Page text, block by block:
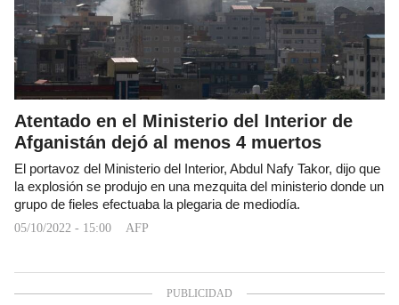
Atentado en el Ministerio del Interior de
Afganistán dejó al menos 4 muertos
El portavoz del Ministerio del Interior, Abdul Nafy Takor, dijo que
la explosión se produjo en una mezquita del ministerio donde un
grupo de fieles efectuaba la plegaria de mediodía.
05/10/2022 - 15:00 AFP